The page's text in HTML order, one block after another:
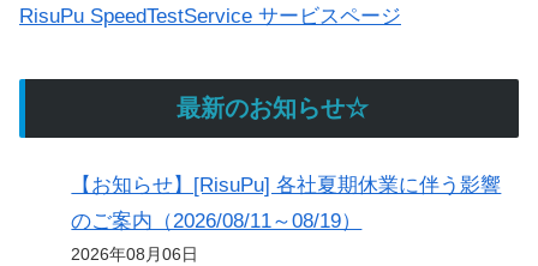
RisuPu SpeedTestService サービスページ
最新のお知らせ☆
【お知らせ】[RisuPu] 各社夏期休業に伴う影響
のご案内（2026/08/11～08/19）
2026年08月06日